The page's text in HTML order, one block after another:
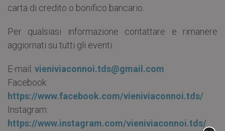
carta di credito o bonifico bancario.
Per qualsiasi informazione contattare e rimanere
aggiornati su tutti gli eventi:
E-mail: vieniviaconnoi.tds@gmail.com
Facebook:
https://www.facebook.com/vieniviaconnoi.tds/
Instagram:
https://www.instagram.com/vieniviaconnoi.tds/